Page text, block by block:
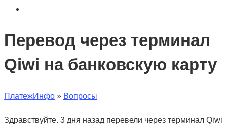
Перевод через терминал
Qiwi на банковскую карту
ПлатежИнфо » Вопросы
Здравствуйте. 3 дня назад перевели через терминал Qiwi